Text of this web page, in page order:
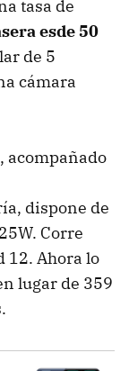
tasa de
esde 50
de 5
cámara
acompañado
dispone de
Corre
12. Ahora lo
lugar de 359